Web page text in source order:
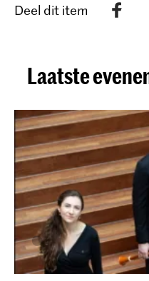
Deel dit item
Laatste